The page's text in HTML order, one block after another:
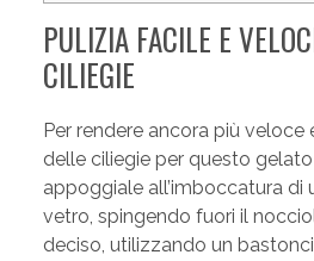
PULIZIA FACILE E
CILIEGIE
Per rendere ancora più veloce
delle ciliegie per questo
appoggiale all’imboccatura di
vetro, spingendo fuori il
deciso, utilizzando un